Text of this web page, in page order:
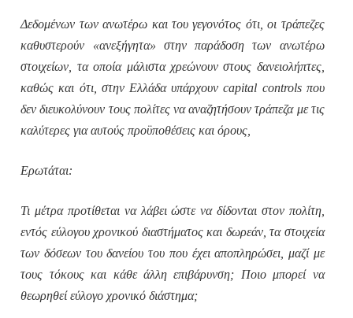
Δεδομένων των ανωτέρω και του γεγονότος ότι, οι τράπεζες
καθυστερούν «ανεξήγητα» στην παράδοση των ανωτέρω
στοιχείων, τα οποία μάλιστα χρεώνουν στους δανειολήπτες,
καθώς και ότι, στην Ελλάδα υπάρχουν capital controls που
δεν διευκολύνουν τους πολίτες να αναζητήσουν τράπεζα με τις
καλύτερες για αυτούς προϋποθέσεις και όρους,
Ερωτάται:
Τι μέτρα προτίθεται να λάβει ώστε να δίδονται στον πολίτη,
εντός εύλογου χρονικού διαστήματος και δωρεάν, τα στοιχεία
των δόσεων του δανείου του που έχει αποπληρώσει, μαζί με
τους τόκους και κάθε άλλη επιβάρυνση; Ποιο μπορεί να
θεωρηθεί εύλογο χρονικό διάστημα;